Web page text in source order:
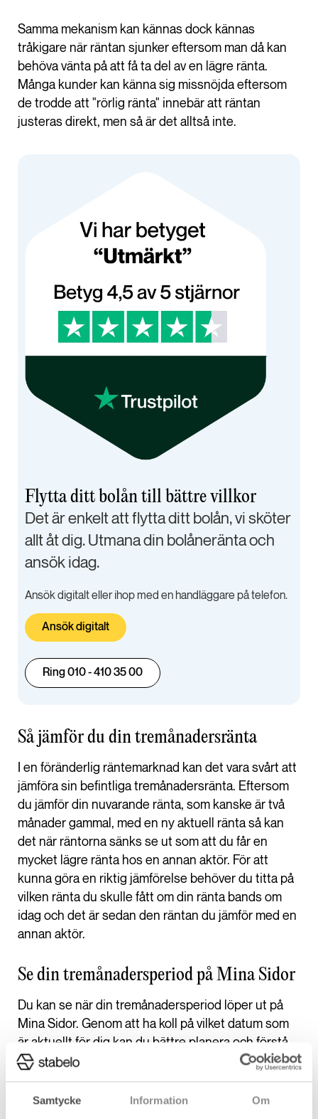
Samtycke Information Om
Samma mekanism kan kännas dock kännas
tråkigare när räntan sjunker eftersom man då kan
behöva vänta på att få ta del av en lägre ränta.
Många kunder kan känna sig missnöjda eftersom
de trodde att "rörlig ränta" innebär att räntan
justeras direkt, men så är det alltså inte.
Flytta ditt bolån till bättre villkor
Det är enkelt att flytta ditt bolån, vi sköter
allt åt dig. Utmana din bolåneränta och
ansök idag.
Ansök digitalt eller ihop med en handläggare på telefon.
Ansök digitalt
Ring 010 - 410 35 00
Så jämför du din tremånadersränta
I en föränderlig räntemarknad kan det vara svårt att
jämföra sin befintliga tremånadersränta. Eftersom
du jämför din nuvarande ränta, som kanske är två
månader gammal, med en ny aktuell ränta så kan
det när räntorna sänks se ut som att du får en
mycket lägre ränta hos en annan aktör. För att
kunna göra en riktig jämförelse behöver du titta på
vilken ränta du skulle fått om din ränta bands om
idag och det är sedan den räntan du jämför med en
annan aktör.
Se din tremånadersperiod på Mina Sidor
Du kan se när din tremånadersperiod löper ut på
Mina Sidor. Genom att ha koll på vilket datum som
är aktuellt för dig kan du bättre planera och förstå
dina framtida månadskostnader.